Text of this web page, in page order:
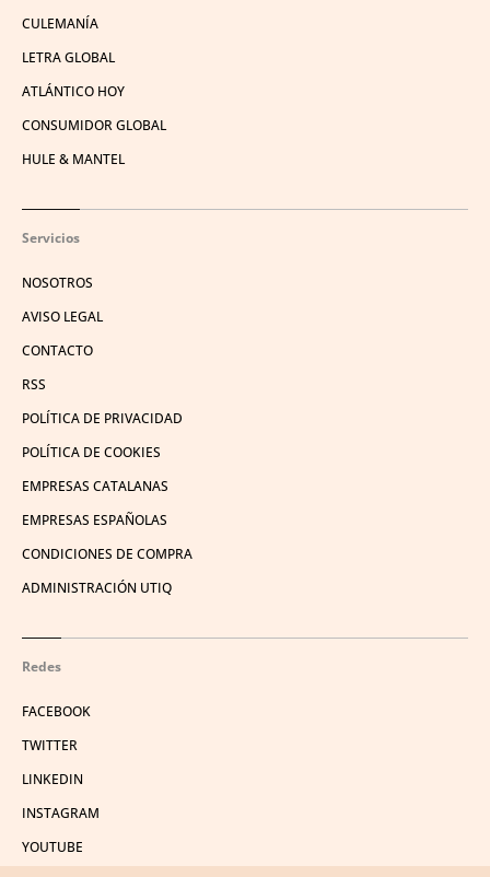
CULEMANÍA
LETRA GLOBAL
ATLÁNTICO HOY
CONSUMIDOR GLOBAL
HULE & MANTEL
Servicios
NOSOTROS
AVISO LEGAL
CONTACTO
RSS
POLÍTICA DE PRIVACIDAD
POLÍTICA DE COOKIES
EMPRESAS CATALANAS
EMPRESAS ESPAÑOLAS
CONDICIONES DE COMPRA
ADMINISTRACIÓN UTIQ
Redes
FACEBOOK
TWITTER
LINKEDIN
INSTAGRAM
YOUTUBE